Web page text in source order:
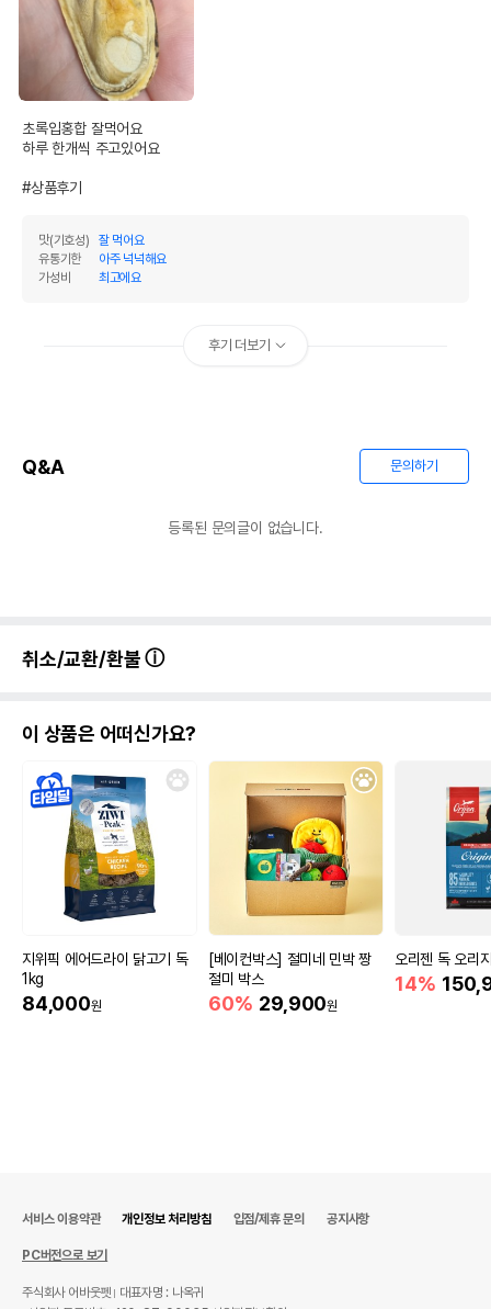
초록입홍합 잘먹어요
하루 한개씩 주고있어요
#상품후기
맛(기호성)
잘 먹어요
유통기한
아주 넉넉해요
가성비
최고에요
후기 더보기
Q&A 문의하기
등록된 문의글이 없습니다.
취소/교환/환불
이 상품은 어떠신가요?
지위픽 에어드라이 닭고기 독
1kg
84,000원
[베이컨박스] 절미네 민박 짱
절미 박스
60% 29,900원
오리젠 독 오리
14%
서비스 이용약관 개인정보 처리방침 입점/제휴 문의 공지사항
PC버전으로 보기
주식회사 어바웃펫
대표자명 : 나옥귀